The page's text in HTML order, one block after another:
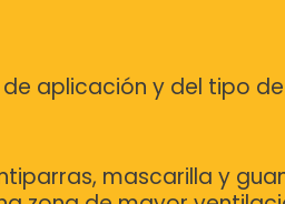
aplicación y del tipo
mascarilla y